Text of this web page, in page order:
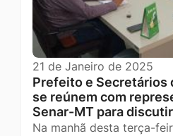
21 de Janeiro de 2025
Prefeito e Secretários
se reúnem com
Senar-MT para
Na manhã desta terça-